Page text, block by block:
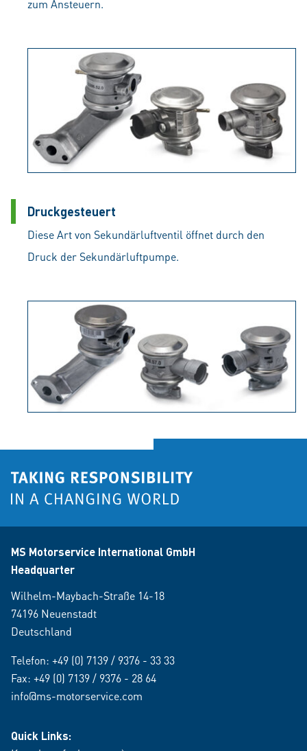
zum Ansteuern.
Druckgesteuert
Diese Art von Sekundärluftventil öffnet durch den
Druck der Sekundärluftpumpe.
MS Motorservice International GmbH
Headquarter
Wilhelm-Maybach-Straße 14-18
74196 Neuenstadt
Deutschland
Telefon: +49 (0) 7139 / 9376 - 33 33
Fax: +49 (0) 7139 / 9376 - 28 64
info@ms-motorservice.com
Quick Links: